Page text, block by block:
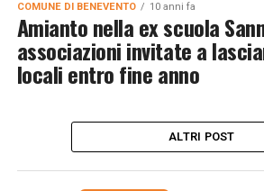
COMUNE DI BENEVENTO 10 anni fa
Amianto nella ex scuola
associazioni invitate a
locali entro fine anno
ALTRI POST